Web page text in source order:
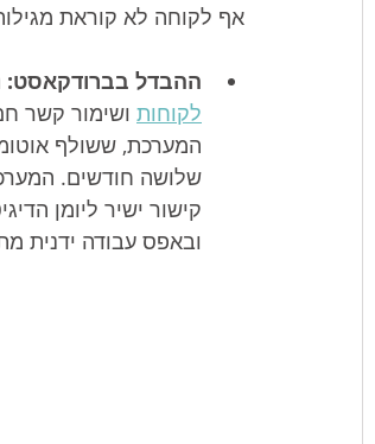
אף לקוחה לא קוראת
ההבדל בברודקאסט:
לקוחות ושימור קשר
שלושה חודשים.
קישור ישיר ליומן
ובאפס עבודה ידנית